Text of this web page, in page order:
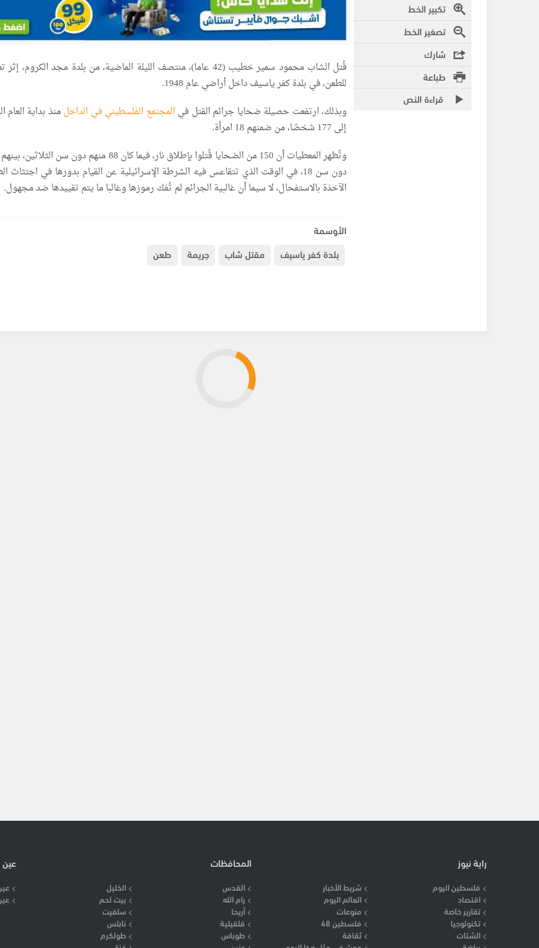
تكبير الخط
تصغير الخط
شارك
طباعة
قراءة النص
قُتل الشاب محمود سمير خطيب (42 عاما)، منتصف الليلة الماضية، من بلدة مجد الكروم،
للطعن، في بلدة كفر ياسيف داخل أراضي عام 1948.
وبذلك، ارتفعت حصيلة ضحايا جرائم القتل في المجتمع الفلسطيني في الداخلمنذ بداية العام
إلى 177 شخصًا، من ضمنهم 18 امرأة.
وتُظهر المعطيات أن 150 من الضحايا قُتلوا بإطلاق نار، فيما كان 88 منهم دون سن
دون سن 18، في الوقت الذي تتقاعس فيه الشرطة الإسرائيلية عن القيام بدورها في اجتثاث
الآخذة بالاستفحال، لا سيما أن غالبية الجرائم لم تُفك رموزها وغالبا ما يتم تقييدها ضد مجهول.
الأوسمة
بلدة كفر ياسيف
مقتل شاب جريمة طعن
راية نيوز
فلسطين اليوم
شريط الأخبار
اقتصاد
العالم اليوم
تقارير خاصة
منوعات
تكنولوجيا
فلسطين 48
الشتات
ثقافة
المحافظات
القدس
الخليل
رام الله
بيت لحم
أريحا
سلفيت
قلقيلية
نابلس
طوباس
طولكرم